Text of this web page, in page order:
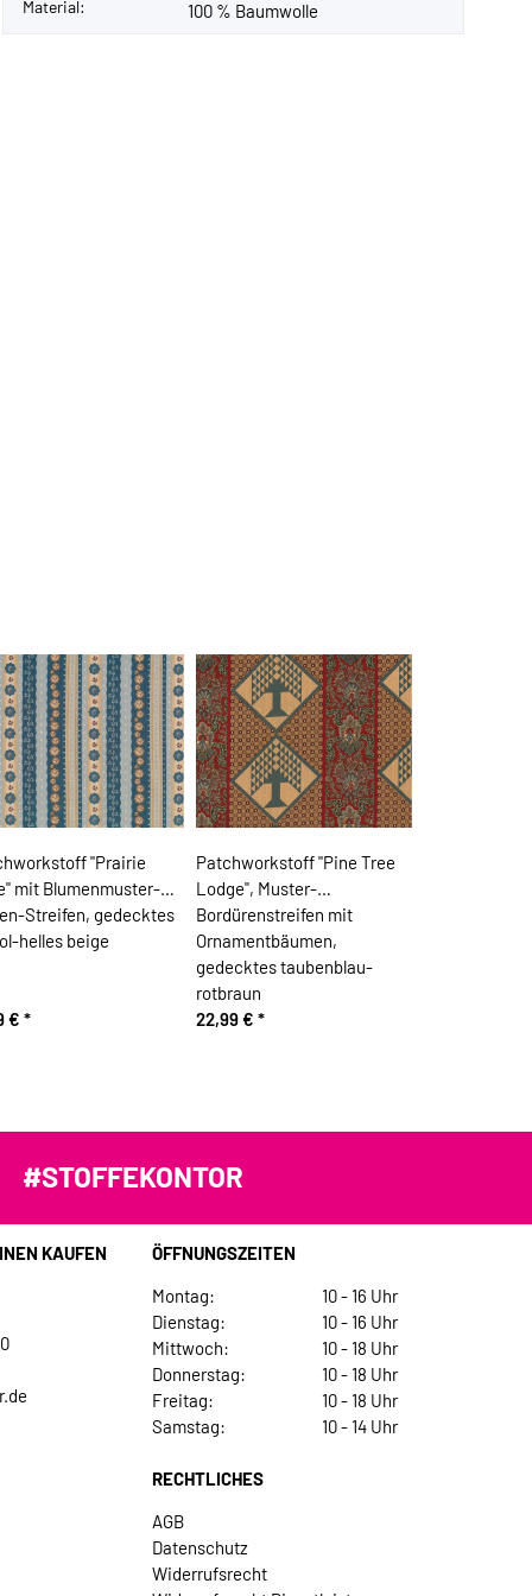
Material: 100 % Baumwolle
"Prairie
mit Blumenmuster-
Streifen, gedecktes
helles beige
€ *
Patchworkstoff "Pine Tree
Lodge", Muster-
Bordürenstreifen mit
Ornamentbäumen,
gedecktes taubenblau-
rotbraun
22,99 € *
#STOFFEKONTOR
KAUFEN
ÖFFNUNGSZEITEN
Montag:
10 - 16 Uhr
Dienstag:
10 - 16 Uhr
Mittwoch:
10 - 18 Uhr
Donnerstag:
10 - 18 Uhr
Freitag:
10 - 18 Uhr
Samstag:
10 - 14 Uhr
RECHTLICHES
AGB
Datenschutz
Widerrufsrecht